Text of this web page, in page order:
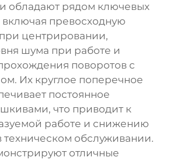
обладают рядом ключевых
превосходную
центрировании,
шума при работе и
поворотов с
Их круглое поперечное
постоянное
что приводит к
работе и снижению
техническом обслуживании.
отличные